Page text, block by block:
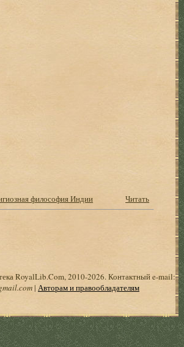
философия Индии Читать
RoyalLib.Com, 2010-2026. Контактный e-mail:
| Авторам и правообладателям